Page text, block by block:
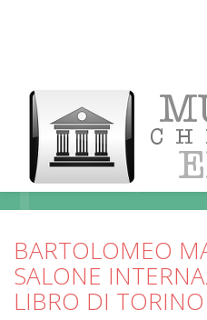
BARTOLOMEO
SALONE
LIBRO DI TORINO